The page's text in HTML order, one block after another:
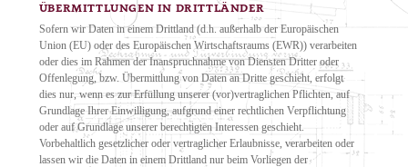
ÜBERMITTLUNGEN IN DRITTLÄNDER
Sofern wir Daten in einem Drittland (d.h. außerhalb der Europäischen
Union (EU) oder des Europäischen Wirtschaftsraums (EWR)) verarbeiten
oder dies im Rahmen der Inanspruchnahme von Diensten Dritter oder
Offenlegung, bzw. Übermittlung von Daten an Dritte geschieht, erfolgt
dies nur, wenn es zur Erfüllung unserer (vor)vertraglichen Pflichten, auf
Grundlage Ihrer Einwilligung, aufgrund einer rechtlichen Verpflichtung
oder auf Grundlage unserer berechtigten Interessen geschieht.
Vorbehaltlich gesetzlicher oder vertraglicher Erlaubnisse, verarbeiten oder
lassen wir die Daten in einem Drittland nur beim Vorliegen der